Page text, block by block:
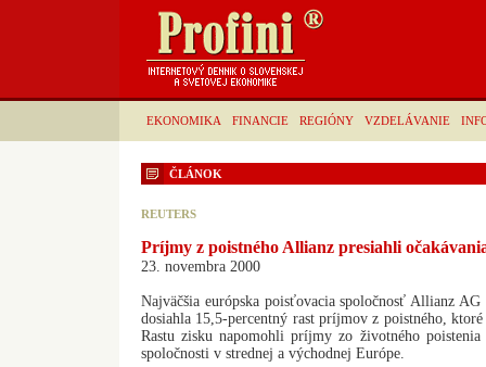
EKONOMIKA FINANCIE REGIÓNY VZDELÁVANIE
ČLÁNOK
REUTERS
Príjmy z poistného Allianz presiahli
23. novembra 2000
Najväčšia európska poisťovacia spoločnosť Allianz
dosiahla 15,5-percentný rast príjmov z poistného,
Rastu zisku napomohli príjmy zo životného
spoločnosti v strednej a východnej Európe.